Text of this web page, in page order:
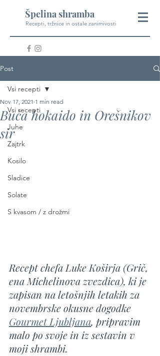
Špelina shramba
Recepti, tržnice in ostale zanimivosti
Post
Vsi recepti
Juhe
Zajtrk
Kosilo
Sladice
Solate
S kvasom / z drožmi
Vsi recepti
Buča hokaido in Orešnikov
sir
Nov 17, 2021 1 min read
Recept chefa Luke Koširja (Grič,
ena Michelinova zvezdica), ki je
zapisan na letošnjih letakih za
novembrske okusne dogodke
Gourmet Ljubljana, pripravim
malo po svoje in iz sestavin v
moji shrambi.